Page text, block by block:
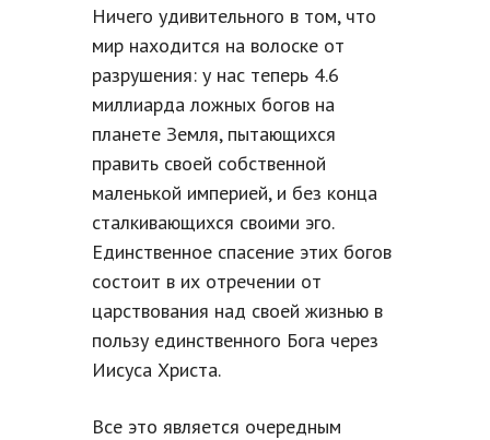
Ничего удивительного в том, что
мир находится на волоске от
разрушения: у нас теперь 4.6
миллиарда ложных богов на
планете Земля, пытающихся
править своей собственной
маленькой империей, и без конца
сталкивающихся своими эго.
Единственное спасение этих богов
состоит в их отречении от
царствования над своей жизнью в
пользу единственного Бога через
Иисуса Христа.
Все это является очередным